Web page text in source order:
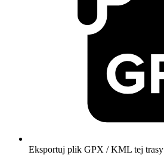
Eksportuj plik GPX / KML tej trasy